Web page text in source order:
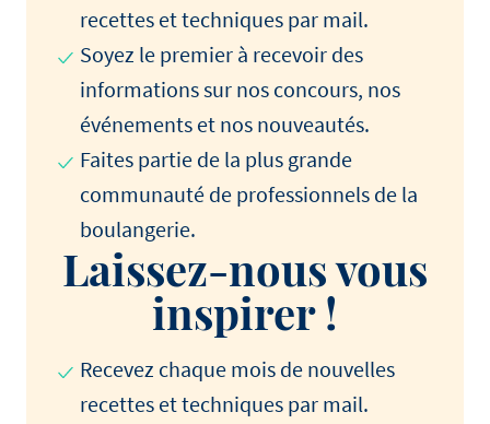
recettes et techniques par mail.
Soyez le premier à recevoir des
informations sur nos concours, nos
événements et nos nouveautés.
Faites partie de la plus grande
communauté de professionnels de la
boulangerie.
Laissez-nous vous
inspirer !
Recevez chaque mois de nouvelles
recettes et techniques par mail.